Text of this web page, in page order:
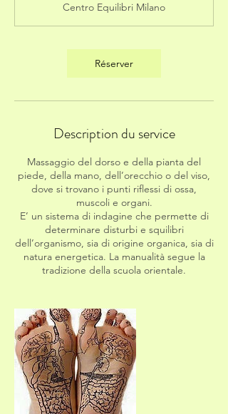
i
n
Centro Equilibri Milano
Réserver
Description du service
Massaggio del dorso e della pianta del
piede, della mano, dell’orecchio o del viso,
dove si trovano i punti riflessi di ossa,
muscoli e organi.
E’ un sistema di indagine che permette di
determinare disturbi e squilibri
dell’organismo, sia di origine organica, sia di
natura energetica. La manualità segue la